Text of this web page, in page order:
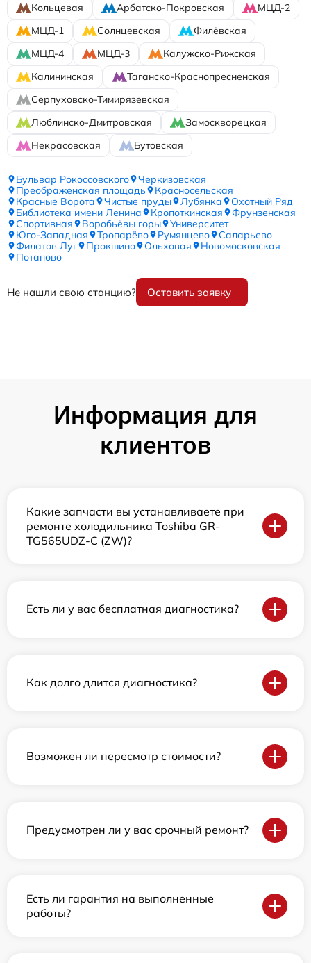
Кольцевая
Арбатско-Покровская
МЦД-2
МЦД-1
Солнцевская
Филёвская
МЦД-4
МЦД-3
Калужско-Рижская
Калининская
Таганско-Краснопресненская
Серпуховско-Тимирязевская
Люблинско-Дмитровская
Замоскворецкая
Некрасовская
Бутовская
Бульвар Рокоссовского
Черкизовская
Преображенская площадь
Красносельская
Красные Ворота
Чистые пруды Лубянка
Охотный Ряд
Библиотека имени Ленина
Кропоткинская
Фрунзенская
Спортивная
Воробьёвы горы
Университет
Юго-Западная
Тропарёво Румянцево
Саларьево
Филатов Луг
Прокшино Ольховая
Новомосковская
Потапово
Не нашли свою станцию? Оставить заявку
Информация для
клиентов
Какие запчасти вы устанавливаете при
ремонте холодильника Toshiba GR-
TG565UDZ-C (ZW)?
Есть ли у вас бесплатная диагностика?
Как долго длится диагностика?
Возможен ли пересмотр стоимости?
Предусмотрен ли у вас срочный ремонт?
Есть ли гарантия на выполненные
работы?